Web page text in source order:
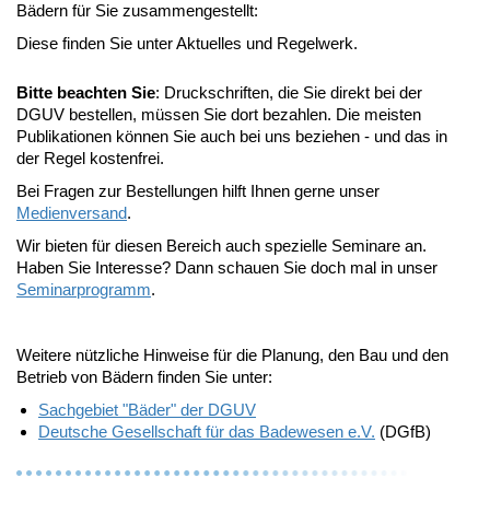
Bädern für Sie zusammengestellt:
Diese finden Sie unter Aktuelles und Regelwerk.
Bitte beachten Sie: Druckschriften, die Sie direkt bei der
DGUV bestellen, müssen Sie dort bezahlen. Die meisten
Publikationen können Sie auch bei uns beziehen - und das in
der Regel kostenfrei.
Bei Fragen zur Bestellungen hilft Ihnen gerne unser
Medienversand.
Wir bieten für diesen Bereich auch spezielle Seminare an.
Haben Sie Interesse? Dann schauen Sie doch mal in unser
Seminarprogramm.
Weitere nützliche Hinweise für die Planung, den Bau und den
Betrieb von Bädern finden Sie unter:
Sachgebiet "Bäder" der DGUV
Deutsche Gesellschaft für das Badewesen e.V. (DGfB)